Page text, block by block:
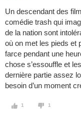
Un descendant des
comédie trash qui
de la nation sont
où on met les pieds et
farce pendant une
chose s’essouffle et
dernière partie assez
besoin d’un moment
1 1